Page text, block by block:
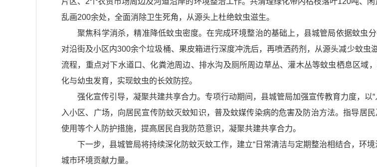
乱画200余处，全面消除卫生死角，从源头上杜绝蚊虫滋生。
聚焦科学消杀，精准降低蚊虫密度。在完成环境整治的基础上，县城管局依据蚊虫
对沿街及小区内300余个垃圾桶、果皮箱进行深度冲洗后，再喷洒药剂，从源头减少蚊虫
流程，重点对下水道口、化粪池周边、排水沟及厕所周边草丛、灌木丛等蚊虫栖息区域
化与幼虫发育，实现蚊虫的长效防控。
强化宣传引导，凝聚共建共享合力。专项行动期间，县城管局加强宣传教育力度，
入小区、广场，向居民宣传防蚊灭蚊知识，普及蚊媒传染病的危害及防治方法。指导居
使用等个人防护措施，提高居民自我防范意识，凝聚共建共享合力。
下一步，县城管局将持续深化防蚊灭蚊工作，建立“日常清洁与定期整治相结合，环
城市环境贡献力量。